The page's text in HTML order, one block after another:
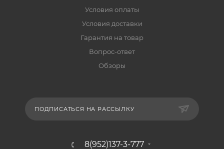
Условия оплаты
Условия доставки
Гарантия на товар
Вопрос-ответ
Обзоры
ПОДПИСАТЬСЯ НА РАССЫЛКУ
8(952)137-3-777